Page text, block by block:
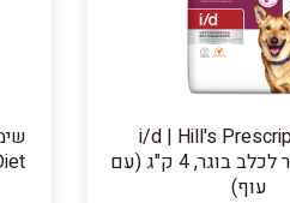
i/d | Hill's
דייג'סטיב קייר לכלב בוגר, 4 ק"ג (עם
עוף)